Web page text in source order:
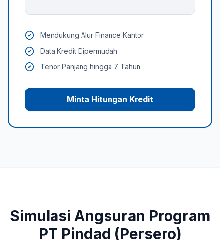
Mendukung Alur Finance Kantor
Data Kredit Dipermudah
Tenor Panjang hingga 7 Tahun
Minta Hitungan Kredit
Simulasi Angsuran Program
PT Pindad (Persero)